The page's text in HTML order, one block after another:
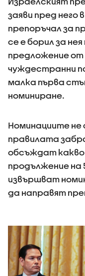
заяви пред него
препоръчал за
се е борил за
предложение
чуждестранни
малка първа
номиниране.
Номинациите не
правилата
обсъждат какво
продължение на
извършват
да направят